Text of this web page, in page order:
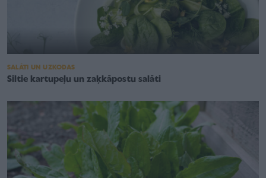
SALĀTI UN UZKODAS
Siltie kartupeļu un zaķkāpostu salāti